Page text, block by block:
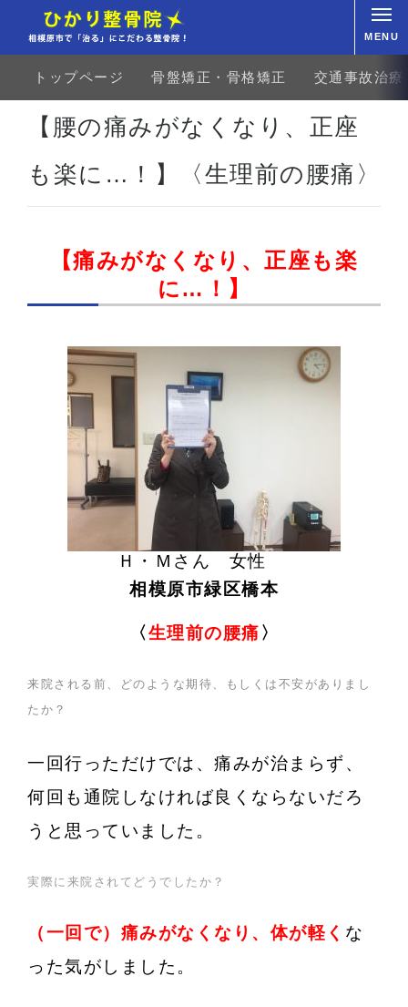
MENU
トップページ 骨盤矯正・骨格矯正 交通事故治療
ホーム お客様の声 上肢・下肢 ひざの痛み 【腰の痛みがなくなり、正座も楽に…！】〈
【腰の痛みがなくなり、正座
も楽に…！】〈生理前の腰痛〉
【痛みがなくなり、正座も楽
に…！】
Ｈ・Ｍさん 女性
相模原市緑区橋本
〈生理前の腰痛 〉
来院される前、どのような期待、もしくは不安がありまし
たか？
一回行っただけでは、痛みが治まらず、
何回も通院しなければ良くならないだろ
うと思っていました。
実際に来院されてどうでしたか？
（一回で）痛みがなくなり、体が軽く な
った気がしました。